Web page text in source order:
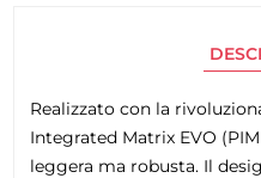
Realizzato con la
Integrated Matrix EVO
leggera ma robusta. Il